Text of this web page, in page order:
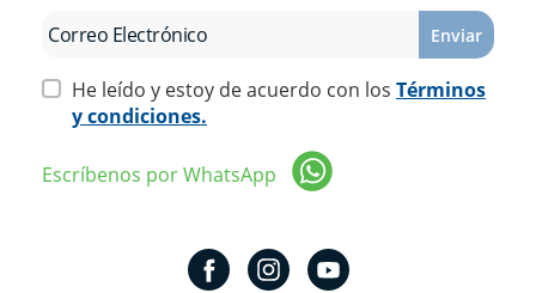
Enviar
He leído y estoy de acuerdo con los Términos
y condiciones.
Escríbenos por WhatsApp